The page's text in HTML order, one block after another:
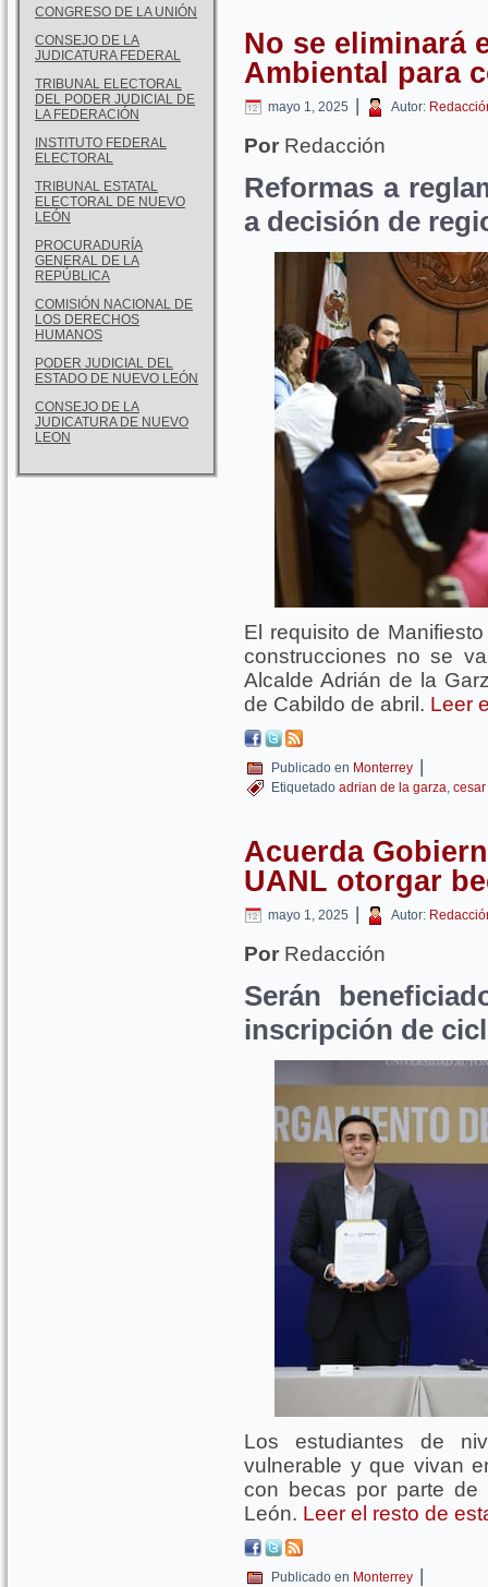
CONGRESO DE LA UNIÓN
CONSEJO DE LA
JUDICATURA FEDERAL
TRIBUNAL ELECTORAL
DEL PODER JUDICIAL DE
LA FEDERACIÓN
INSTITUTO FEDERAL
ELECTORAL
TRIBUNAL ESTATAL
ELECTORAL DE NUEVO
LEÓN
PROCURADURÍA
GENERAL DE LA
REPÚBLICA
COMISIÓN NACIONAL DE
LOS DERECHOS
HUMANOS
PODER JUDICIAL DEL
ESTADO DE NUEVO LEÓN
CONSEJO DE LA
JUDICATURA DE NUEVO
LEON
No se eliminará
Ambiental para
mayo 1, 2025 | Autor:
Por Redacción
Reformas a
a decisión de
El requisito de
construcciones no se
Alcalde Adrián de la
de Cabildo de abril. Leer
Publicado en Monterrey |
Etiquetado adrian de la garza,
Acuerda
UANL otorgar
mayo 1, 2025 | Autor:
Por Redacción
Serán
inscripción de
Los estudiantes de
vulnerable y que vivan
con becas por parte de
León. Leer el resto de
Publicado en Monterrey |